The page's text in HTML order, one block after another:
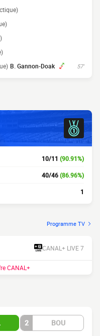
57'
B. Gannon-Doak
10/11 (90.91%)
40/46(86.96%)
1
Programme TV
CANAL+ LIVE 7
CANAL+
2 BOU